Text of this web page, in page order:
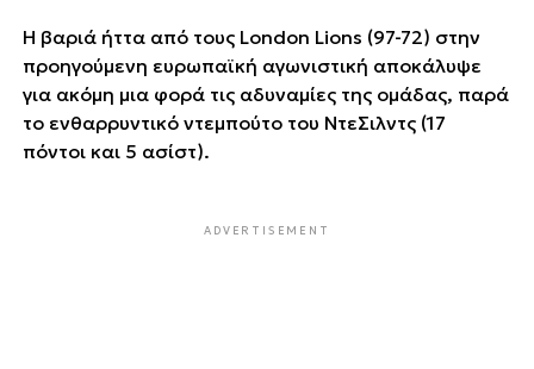
Η βαριά ήττα από τους London Lions (97-72) στην
προηγούμενη ευρωπαϊκή αγωνιστική αποκάλυψε
για ακόμη μια φορά τις αδυναμίες της ομάδας, παρά
το ενθαρρυντικό ντεμπούτο του ΝτεΣιλντς (17
πόντοι και 5 ασίστ).
ADVERTISEMENT